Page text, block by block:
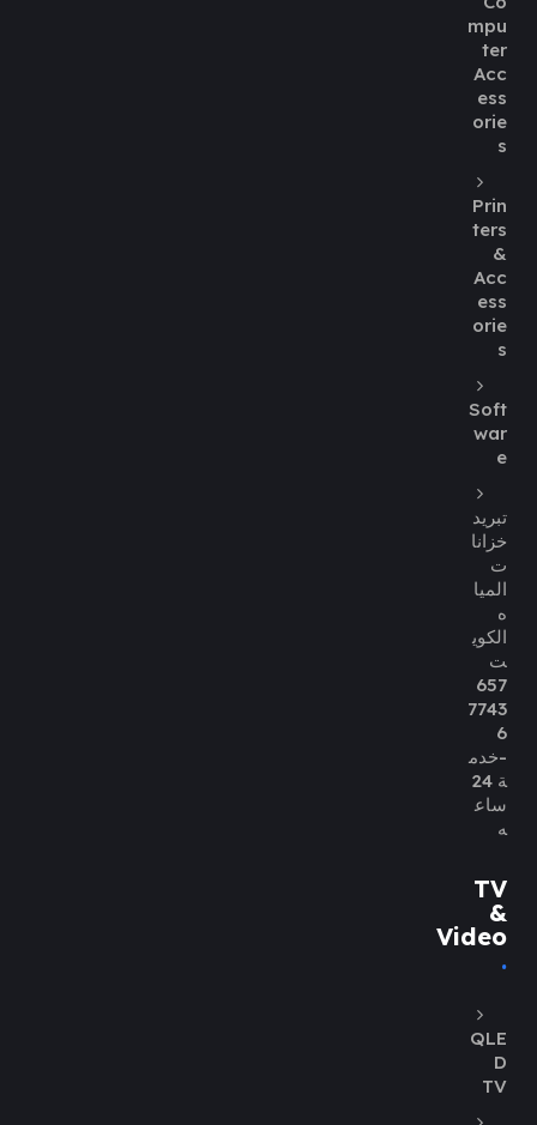
mpu
ter
Acc
ess
orie
s
Prin
ters
&
Acc
ess
orie
s
Soft
war
e
تبريد
خزانا
ت
الميا
ه
الكوي
ت
657
7743
6
-خدم
ة 24
ساع
ه
TV
&
Video
QLE
D
TV